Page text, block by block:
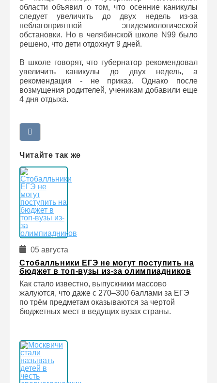
области объявил о том, что осенние каникулы
следует увеличить до двух недель из-за
неблагоприятной эпидемиологической
обстановки. Но в челябинской школе N99 было
решено, что дети отдохнут 9 дней.
В школе говорят, что губернатор рекомендовал
увеличить каникулы до двух недель, а
рекомендация - не приказ. Однако после
возмущения родителей, ученикам добавили еще
4 дня отдыха.
Читайте так же
05 августа
Стобалльники ЕГЭ не могут поступить на
бюджет в топ-вузы из-за олимпиадников
Как стало известно, выпускники массово
жалуются, что даже с 270–300 баллами за ЕГЭ
по трём предметам оказываются за чертой
бюджетных мест в ведущих вузах страны.